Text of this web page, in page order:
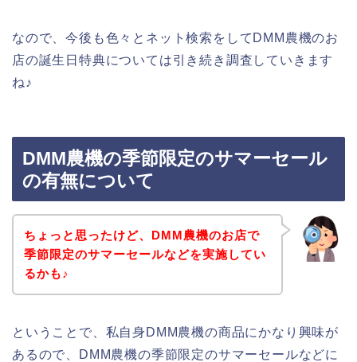
なので、今後も色々とネット検索をしてDMM農機のお
店の誕生日特典については引き続き調査していきます
ね♪
DMM農機の季節限定のサマーセール
の有無について
ちょっと思ったけど、DMM農機のお店で
季節限定のサマーセールなどを実施してい
るかも♪
ということで、私自身DMM農機の商品にかなり興味が
あるので、DMM農機の季節限定のサマーセールなどに